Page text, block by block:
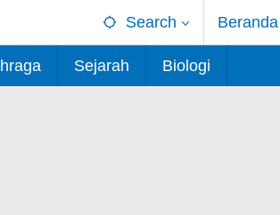
Search Beranda
Sejarah Biologi